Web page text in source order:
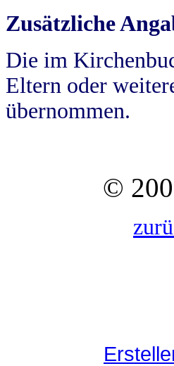
Zusätzliche
Die im
Eltern oder
übernommen.
©